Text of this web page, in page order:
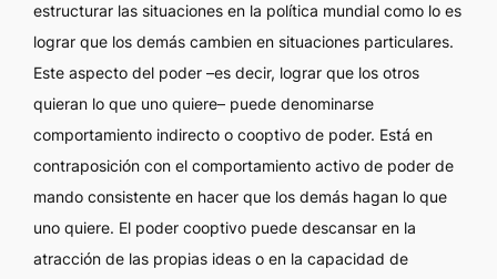
estructurar las situaciones en la política mundial como lo es
lograr que los demás cambien en situaciones particulares.
Este aspecto del poder –es decir, lograr que los otros
quieran lo que uno quiere– puede denominarse
comportamiento indirecto o cooptivo de poder. Está en
contraposición con el comportamiento activo de poder de
mando consistente en hacer que los demás hagan lo que
uno quiere. El poder cooptivo puede descansar en la
atracción de las propias ideas o en la capacidad de